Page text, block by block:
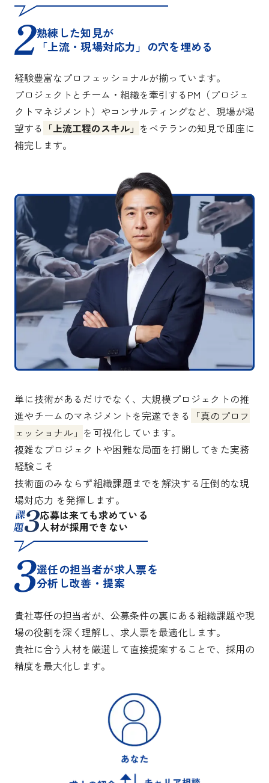
熟練した知見が
「上流・現場対応力」の穴を埋める
経験豊富なプロフェッショナルが揃っています。
プロジェクトとチーム・組織を牽引するPM（プロジェ
クトマネジメント）やコンサルティングなど、現場が渇
望する 「上流工程のスキル」 をベテランの知見で即座に
補完します。
単に技術があるだけでなく、大規模プロジェクトの推
進やチームのマネジメントを完遂できる 「真のプロフ
ェッショナル」 を可視化しています。
複雑なプロジェクトや困難な局面を打開してきた実務
経験こそ
技術面のみならず組織課題までを解決する圧倒的な現
場対応力 を発揮します。
課
題
応募は来ても求めている
人材が採用できない
選任の担当者が求人票を
分析し改善・提案
貴社専任の担当者が、公募条件の裏にある組織課題や現
場の役割を深く理解し、求人票を最適化します。
貴社に合う人材を厳選して直接提案することで、採用の
精度を最大化します。